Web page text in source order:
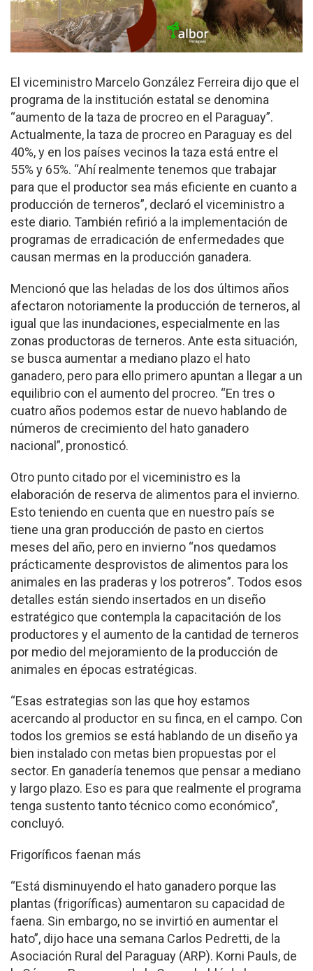
El viceministro Marcelo González Ferreira dijo que el
programa de la institución estatal se denomina
“aumento de la taza de procreo en el Paraguay”.
Actualmente, la taza de procreo en Paraguay es del
40%, y en los países vecinos la taza está entre el
55% y 65%. “Ahí realmente tenemos que trabajar
para que el productor sea más eficiente en cuanto a
producción de terneros”, declaró el viceministro a
este diario. También refirió a la implementación de
programas de erradicación de enfermedades que
causan mermas en la producción ganadera.
Mencionó que las heladas de los dos últimos años
afectaron notoriamente la producción de terneros, al
igual que las inundaciones, especialmente en las
zonas productoras de terneros. Ante esta situación,
se busca aumentar a mediano plazo el hato
ganadero, pero para ello primero apuntan a llegar a un
equilibrio con el aumento del procreo. “En tres o
cuatro años podemos estar de nuevo hablando de
números de crecimiento del hato ganadero
nacional”, pronosticó.
Otro punto citado por el viceministro es la
elaboración de reserva de alimentos para el invierno.
Esto teniendo en cuenta que en nuestro país se
tiene una gran producción de pasto en ciertos
meses del año, pero en invierno “nos quedamos
prácticamente desprovistos de alimentos para los
animales en las praderas y los potreros”. Todos esos
detalles están siendo insertados en un diseño
estratégico que contempla la capacitación de los
productores y el aumento de la cantidad de terneros
por medio del mejoramiento de la producción de
animales en épocas estratégicas.
“Esas estrategias son las que hoy estamos
acercando al productor en su finca, en el campo. Con
todos los gremios se está hablando de un diseño ya
bien instalado con metas bien propuestas por el
sector. En ganadería tenemos que pensar a mediano
y largo plazo. Eso es para que realmente el programa
tenga sustento tanto técnico como económico”,
concluyó.
Frigoríficos faenan más
“Está disminuyendo el hato ganadero porque las
plantas (frigoríficas) aumentaron su capacidad de
faena. Sin embargo, no se invirtió en aumentar el
hato”, dijo hace una semana Carlos Pedretti, de la
Asociación Rural del Paraguay (ARP). Korni Pauls, de